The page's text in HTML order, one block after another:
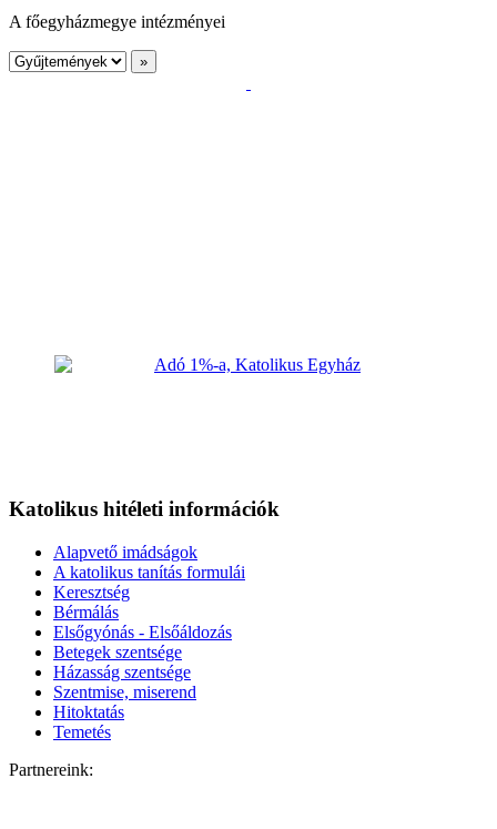
A főegyházmegye intézményei
Katolikus hitéleti információk
Alapvető imádságok
A katolikus tanítás formulái
Keresztség
Bérmálás
Elsőgyónás - Elsőáldozás
Betegek szentsége
Házasság szentsége
Szentmise, miserend
Hitoktatás
Temetés
Partnereink: